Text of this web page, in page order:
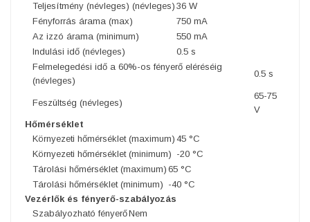
Teljesítmény (névleges) (névleges) 36 W
Fényforrás árama (max)
750 mA
Az izzó árama (minimum)
550 mA
Indulási idő (névleges)
0.5 s
Felmelegedési idő a 60%-os fényerő eléréséig
(névleges)
0.5 s
Feszültség (névleges)
65-75
V
Hőmérséklet
Környezeti hőmérséklet (maximum) 45 °C
Környezeti hőmérséklet (minimum) -20 °C
Tárolási hőmérséklet (maximum) 65 °C
Tárolási hőmérséklet (minimum) -40 °C
Vezérlők és fényerő-szabályozás
Szabályozható fényerőNem